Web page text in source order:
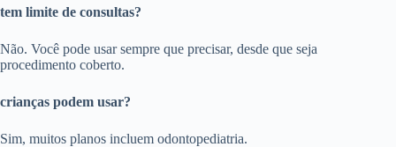
tem limite de consultas?
Não. Você pode usar sempre que precisar, desde que seja
procedimento coberto.
crianças podem usar?
Sim, muitos planos incluem odontopediatria.